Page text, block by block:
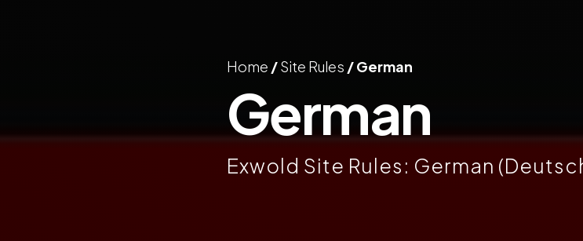
Home /Site Rules / German
German
Exwold Site Rules: German